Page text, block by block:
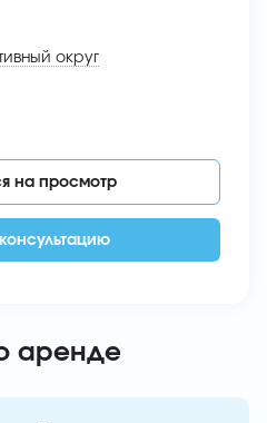
аренде
округ
на просмотр
консультацию